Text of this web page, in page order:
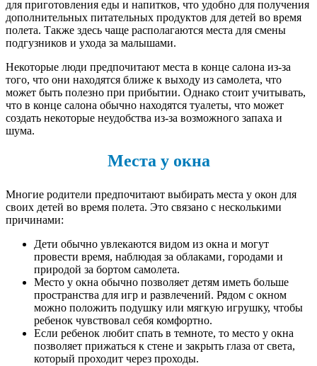
для приготовления еды и напитков, что удобно для получения
дополнительных питательных продуктов для детей во время
полета. Также здесь чаще располагаются места для смены
подгузников и ухода за малышами.
Некоторые люди предпочитают места в конце салона из-за
того, что они находятся ближе к выходу из самолета, что
может быть полезно при прибытии. Однако стоит учитывать,
что в конце салона обычно находятся туалеты, что может
создать некоторые неудобства из-за возможного запаха и
шума.
Места у окна
Многие родители предпочитают выбирать места у окон для
своих детей во время полета. Это связано с несколькими
причинами:
Дети обычно увлекаются видом из окна и могут
провести время, наблюдая за облаками, городами и
природой за бортом самолета.
Место у окна обычно позволяет детям иметь больше
пространства для игр и развлечений. Рядом с окном
можно положить подушку или мягкую игрушку, чтобы
ребенок чувствовал себя комфортно.
Если ребенок любит спать в темноте, то место у окна
позволяет прижаться к стене и закрыть глаза от света,
который проходит через проходы.